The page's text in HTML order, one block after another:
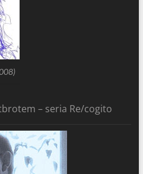
– seria Re/cogito